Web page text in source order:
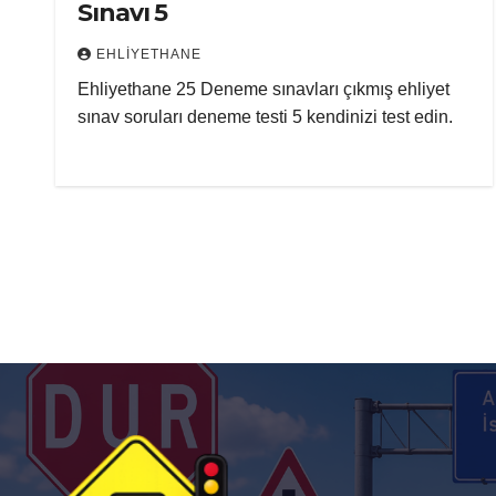
Sınavı 5
EHLIYETHANE
Ehliyethane 25 Deneme sınavları çıkmış ehliyet
sınav soruları deneme testi 5 kendinizi test edin.